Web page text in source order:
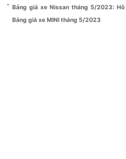
Bảng giá xe Nissan tháng 5/2023:
Bảng giá xe MINI tháng 5/2023